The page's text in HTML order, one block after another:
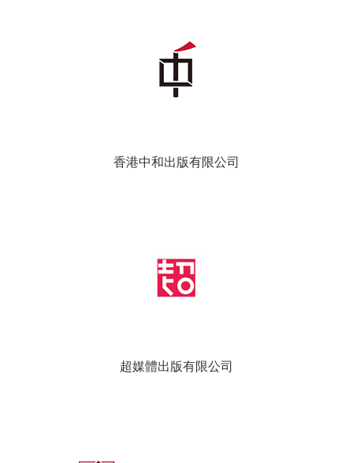
香港中和出版有限公司
超媒體出版有限公司